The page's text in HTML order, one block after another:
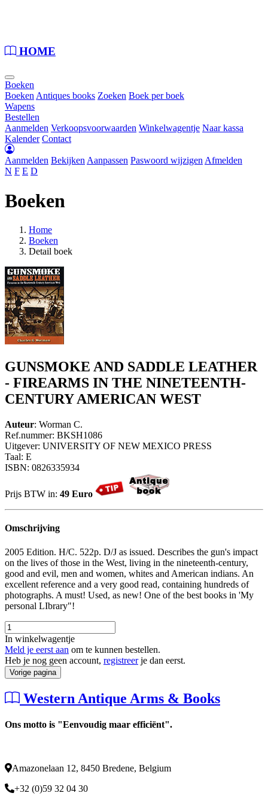
HOME
Boeken
BoekenAntiques books Zoeken Boek per boek
Wapens
Bestellen
Aanmelden Verkoopsvoorwaarden Winkelwagentje Naar kassa
Kalender Contact
Aanmelden BekijkenAanpassen Paswoord wijzigenAfmelden
N F E D
Boeken
Home
Boeken
Detail boek
GUNSMOKE AND SADDLE LEATHER
- FIREARMS IN THE NINETEENTH-
CENTURY AMERICAN WEST
Auteur: Worman C.
Ref.nummer: BKSH1086
Uitgever: UNIVERSITY OF NEW MEXICO PRESS
Taal: E
ISBN: 0826335934
Prijs BTW in: 49 Euro
Omschrijving
2005 Edition. H/C. 522p. D/J as issued. Describes the gun's impact
on the lives of those in the West, living in the nineteenth-century,
good and evil, men and women, whites and American indians. An
excellent reference and a very good read, containing hundreds of
photographs. A must! Used, as new! One of the best books in 'My
personal LIbrary"!
In winkelwagentje
Meld je eerst aan om te kunnen bestellen.
Heb je nog geen account, registreerje dan eerst.
Vorige pagina
Western Antique Arms & Books
Ons motto is "Eenvoudig maar efficiënt".
Amazonelaan 12, 8450 Bredene, Belgium
+32 (0)59 32 04 30